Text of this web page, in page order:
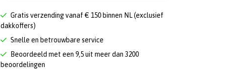
Gratis verzending vanaf € 150 binnen NL (exclusief
dakkoffers)
Snelle en betrouwbare service
Beoordeeld met een 9,5 uit meer dan 3200
beoordelingen